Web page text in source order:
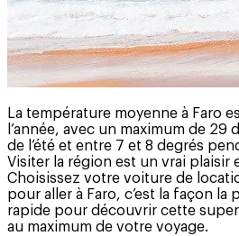
La température moyenne à Faro
l’année, avec un maximum de 29
de l’été et entre 7 et 8 degrés
Visiter la région est un vrai plaisir
Choisissez votre voiture de
pour aller à Faro, c’est la façon la
rapide pour découvrir cette
au maximum de votre voyage.